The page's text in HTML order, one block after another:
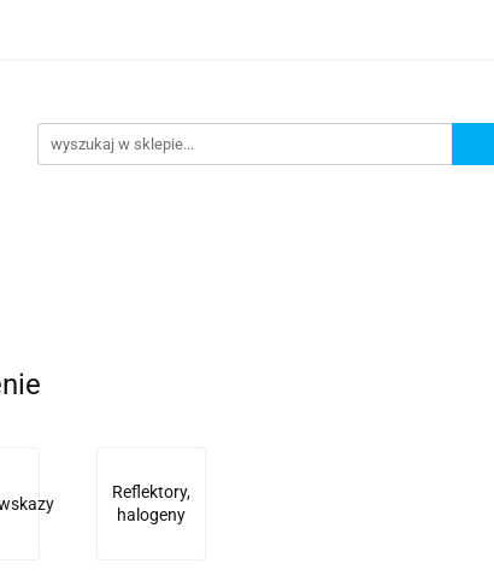
Dla dzieci Dla kobiet Cross i enduro
Reflektory,
halogeny